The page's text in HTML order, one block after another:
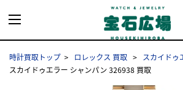
時計買取トップ ロレックス 買取
スカイドゥ
スカイドゥエラー シャンパン 326938 買取